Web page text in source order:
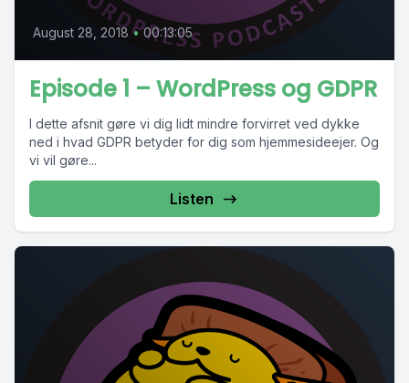
August 28, 2018 • 00:13:05
Episode 1 – WordPress og GDPR
I dette afsnit gøre vi dig lidt mindre forvirret ved dykke
ned i hvad GDPR betyder for dig som hjemmesideejer. Og
vi vil gøre...
Listen